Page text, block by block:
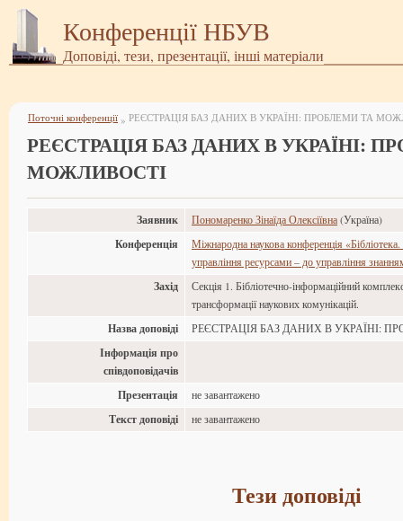
Конференції НБУВ
Доповіді, тези, презентації, інші матеріали
Поточні конференції » РЕЄСТРАЦІЯ БАЗ ДАНИХ В УКРАЇНІ: ПРОБЛЕМИ ТА
РЕЄСТРАЦІЯ БАЗ ДАНИХ В УКРАЇНІ:
МОЖЛИВОСТІ
Заявник Пономаренко Зінаїда Олексіївна (Україна)
Конференція
Міжнародна наукова конференція
управління ресурсами – до управління
Захід
Секція 1. Бібліотечно-інформаційний
трансформації наукових комунікацій.
Назва доповіді РЕЄСТРАЦІЯ БАЗ ДАНИХ В УКРАЇНІ:
Інформація про
співдоповідачів
Презентація
не завантажено
Текст доповіді не завантажено
Тези доповіді